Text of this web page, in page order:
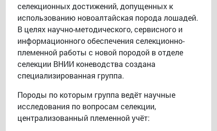
селекционных достижений, допущенных к
использованию новоалтайская порода лошадей.
В целях научно-методического, сервисного и
информационного обеспечения селекционно-
племенной работы с новой породой в отделе
селекции ВНИИ коневодства создана
специализированная группа.
Породы по которым группа ведёт научные
исследования по вопросам селекции,
централизованный племенной учёт: